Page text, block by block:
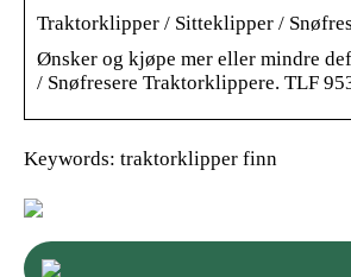
Traktorklipper / Sitteklipper /
Ønsker og kjøpe mer eller mindre
/ Snøfresere Traktorklippere. TLF
Keywords: traktorklipper finn